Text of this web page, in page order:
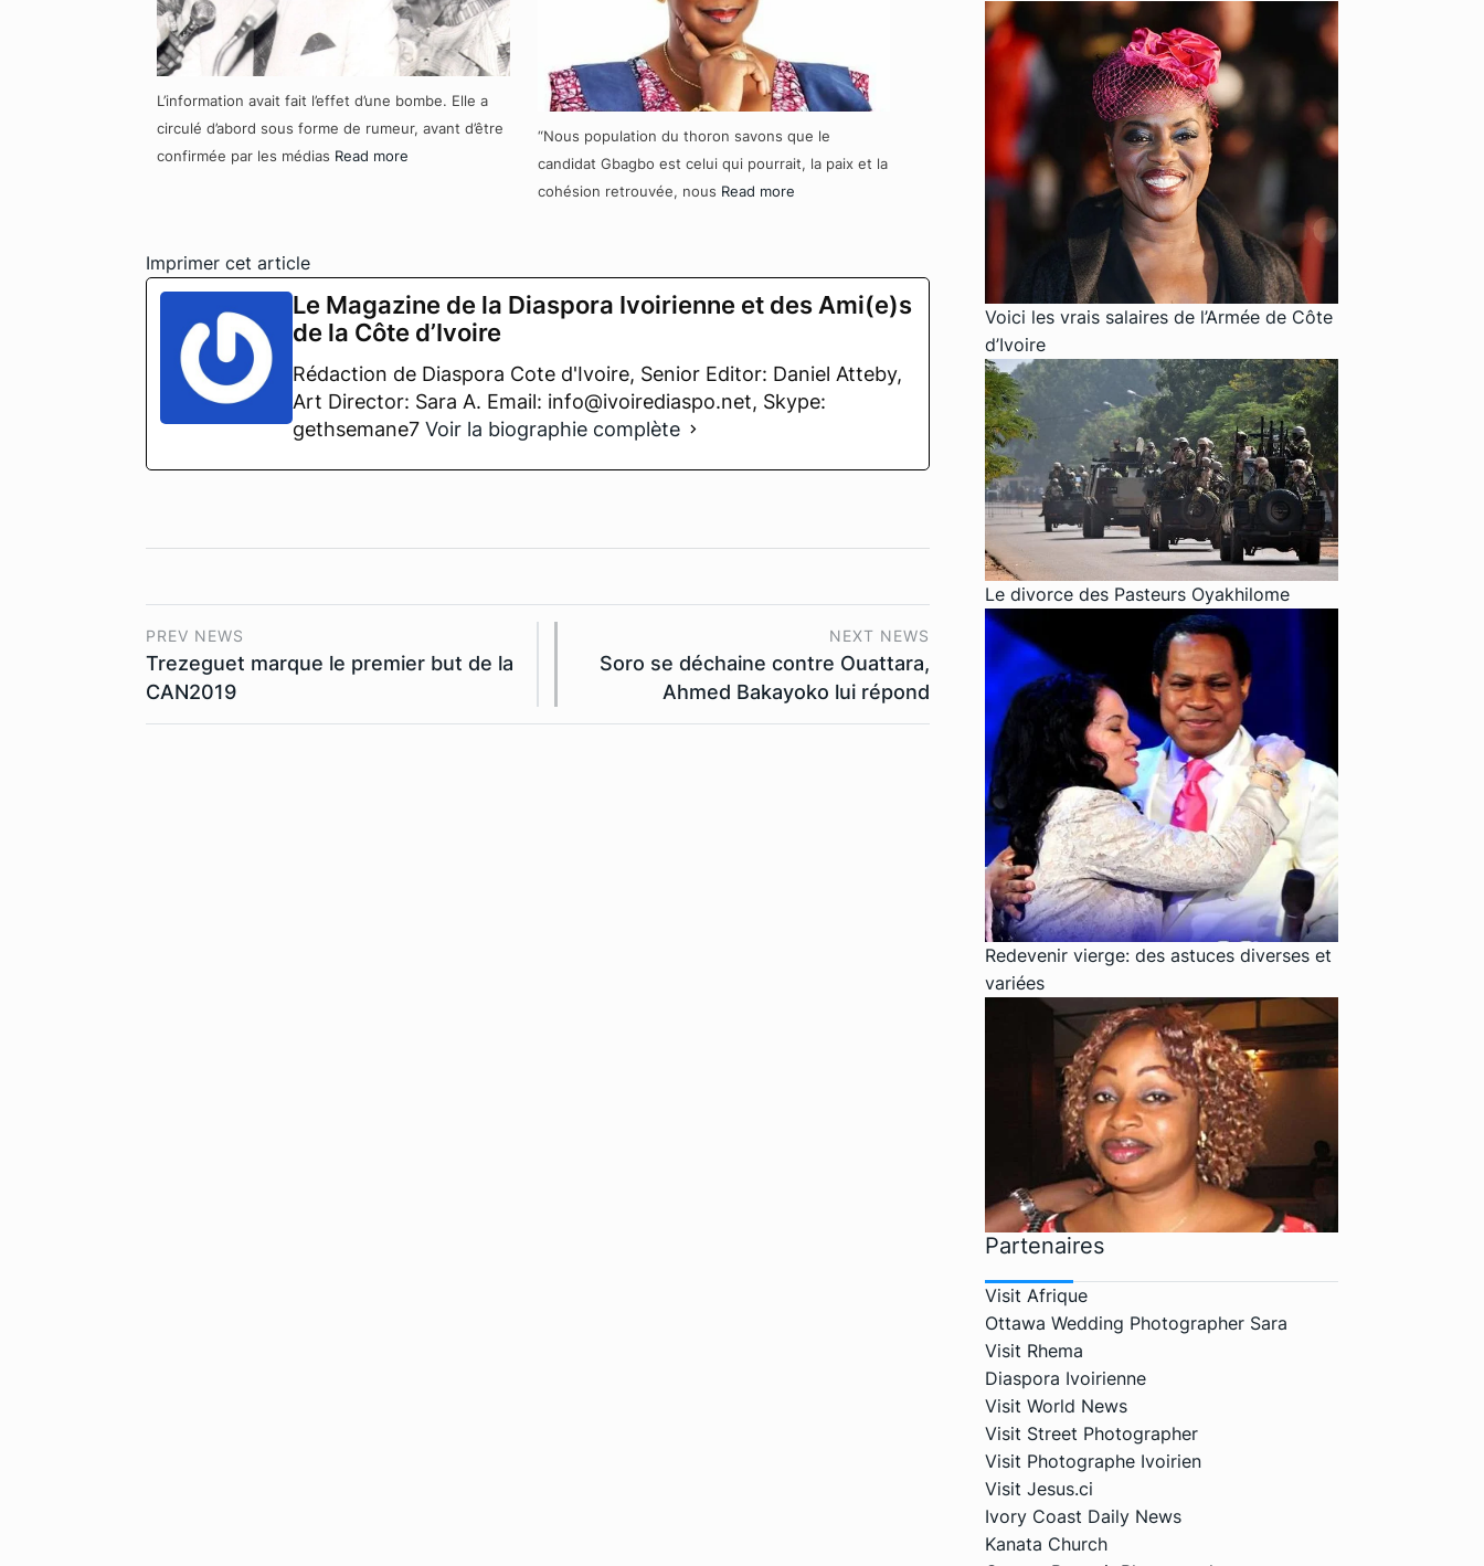
L’information avait fait l’effet d’une bombe. Elle a
circulé d’abord sous forme de rumeur, avant d’être
confirmée par les médias Read more
“Nous population du thoron savons que le
candidat Gbagbo est celui qui pourrait, la paix et la
cohésion retrouvée, nous Read more
Imprimer cet article
Le Magazine de la Diaspora Ivoirienne et des Ami(e)s
de la Côte d’Ivoire
Rédaction de Diaspora Cote d'Ivoire, Senior Editor: Daniel Atteby,
Art Director: Sara A. Email: info@ivoirediaspo.net, Skype:
gethsemane7 Voir la biographie complète
PREV NEWS
Trezeguet marque le premier but de la
CAN2019
NEXT NEWS
Soro se déchaine contre Ouattara,
Ahmed Bakayoko lui répond
Voici les vrais salaires de l’Armée de Côte
d’Ivoire
Le divorce des Pasteurs Oyakhilome
Redevenir vierge: des astuces diverses et
variées
Partenaires
Visit Afrique
Ottawa Wedding Photographer Sara
Visit Rhema
Diaspora Ivoirienne
Visit World News
Visit Street Photographer
Visit Photographe Ivoirien
Visit Jesus.ci
Ivory Coast Daily News
Kanata Church